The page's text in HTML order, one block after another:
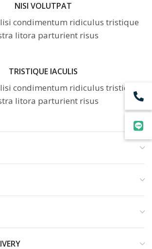
NISI VOLUTPAT
condimentum ridiculus tristique
litora parturient risus
TRISTIQUE IACULIS
condimentum ridiculus tristique
litora parturient risus